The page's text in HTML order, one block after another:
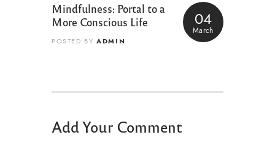
04
March
Mindfulness: Portal to a
More Conscious Life
POSTED BYADMIN
Add Your Comment